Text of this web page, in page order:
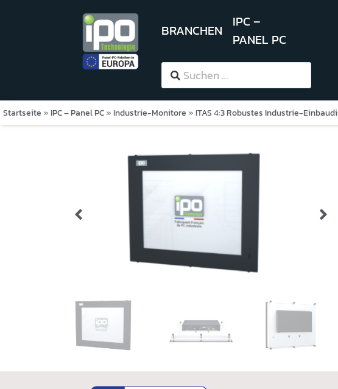
BRANCHEN
IPC –
PANEL PC
Startseite » IPC – Panel PC » Industrie-Monitore » ITAS 4:3 Robustes Industrie-